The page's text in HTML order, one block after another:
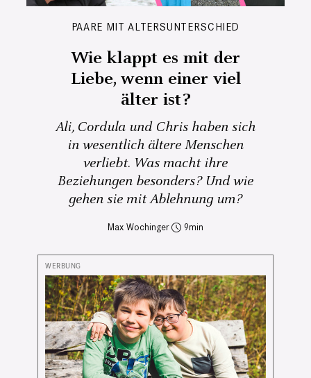
PAARE MIT ALTERSUNTERSCHIED
Wie klappt es mit der
Liebe, wenn einer viel
älter ist?
Ali, Cordula und Chris haben sich
in wesentlich ältere Menschen
verliebt. Was macht ihre
Beziehungen besonders? Und wie
gehen sie mit Ablehnung um?
Max Wochinger 9